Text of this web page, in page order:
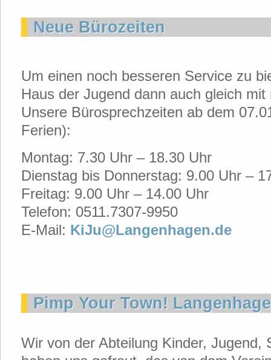
Neue Bürozeiten
Um einen noch besseren Service zu
Haus der Jugend dann auch gleich
Unsere Bürosprechzeiten ab dem
Ferien):
Montag: 7.30 Uhr – 18.30 Uhr
Dienstag bis Donnerstag: 9.00 Uhr –
Freitag: 9.00 Uhr – 14.00 Uhr
Telefon: 0511.7307-9950
E-Mail: KiJu@Langenhagen.de
Pimp Your Town!
Wir von der Abteilung Kinder, Jugend,